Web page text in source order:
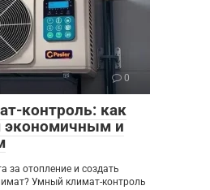
0
контроль: как
экономичным и
за отопление и создать
Умный климат-контроль